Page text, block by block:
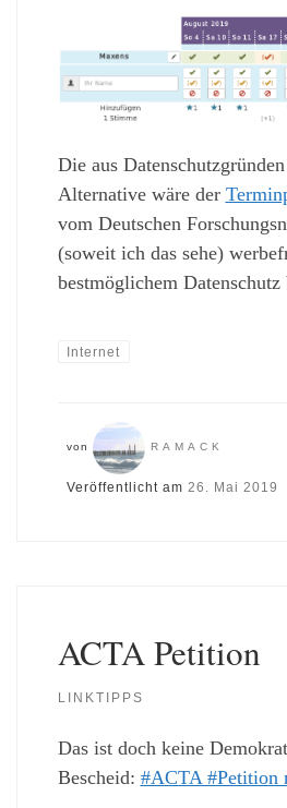
Die aus
Alternative wäre der
vom Deutschen
(soweit ich das sehe)
bestmöglichem
Internet
von RAMACK
Veröffentlicht am 26. Mai 2019
ACTA Petition
LINKTIPPS
Das ist doch keine
Bescheid: #ACTA #Petition